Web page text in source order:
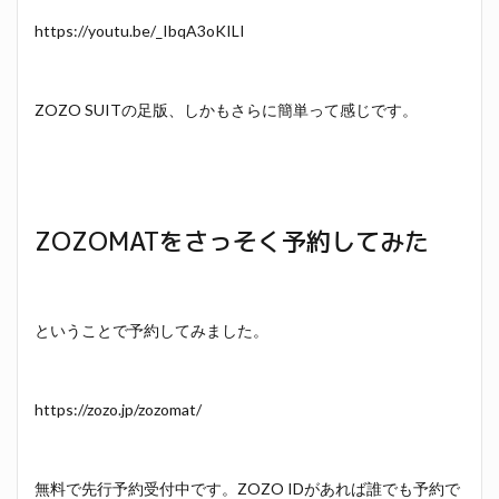
https://youtu.be/_IbqA3oKILI
ZOZO SUITの足版、しかもさらに簡単って感じです。
ZOZOMATをさっそく予約してみた
ということで予約してみました。
https://zozo.jp/zozomat/
無料で先行予約受付中です。ZOZO IDがあれば誰でも予約で